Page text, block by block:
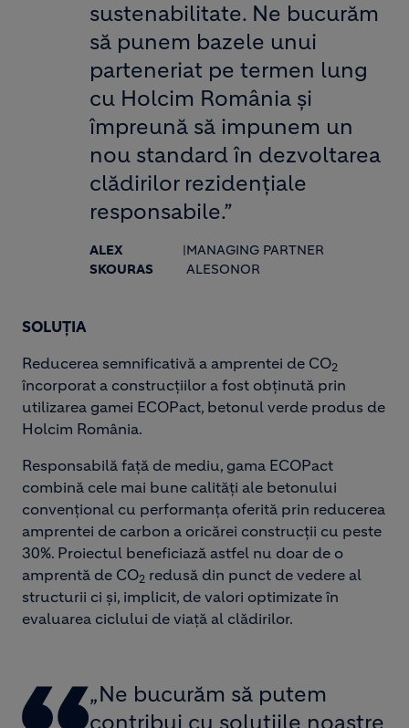
sustenabilitate. Ne bucurăm
să punem bazele unui
parteneriat pe termen lung
cu Holcim România și
împreună să impunem un
nou standard în dezvoltarea
clădirilor rezidențiale
responsabile.”
ALEX
SKOURAS
|MANAGING PARTNER
ALESONOR
SOLUȚIA
Reducerea semnificativă a amprentei de CO2
încorporat a construcțiilor a fost obținută prin
utilizarea gamei ECOPact, betonul verde produs de
Holcim România.
Responsabilă față de mediu, gama ECOPact
combină cele mai bune calități ale betonului
convențional cu performanța oferită prin reducerea
amprentei de carbon a oricărei construcții cu peste
30%. Proiectul beneficiază astfel nu doar de o
amprentă de CO2 redusă din punct de vedere al
structurii ci și, implicit, de valori optimizate în
evaluarea ciclului de viață al clădirilor.
„Ne bucurăm să putem
contribui cu soluțiile noastre